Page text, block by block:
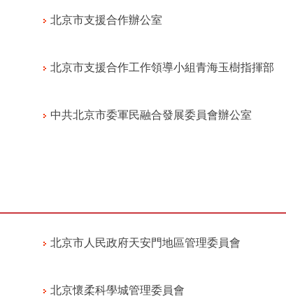
北京市支援合作辦公室
北京市支援合作工作領導小組青海玉樹指揮部
中共北京市委軍民融合發展委員會辦公室
北京市人民政府天安門地區管理委員會
北京懷柔科學城管理委員會